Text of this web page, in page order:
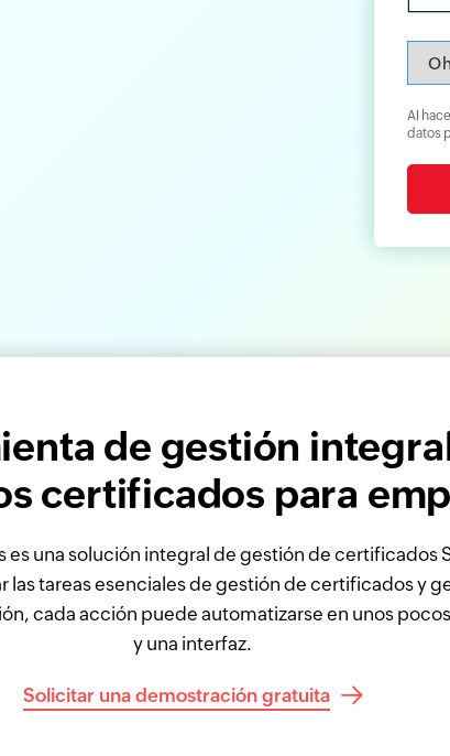
Al
datos
de gestión
certificados para
es una solución integral de gestión de certificados
las tareas esenciales de gestión de certificados y
cada acción puede automatizarse en unos
y una interfaz.
Solicitar una demostración gratuita